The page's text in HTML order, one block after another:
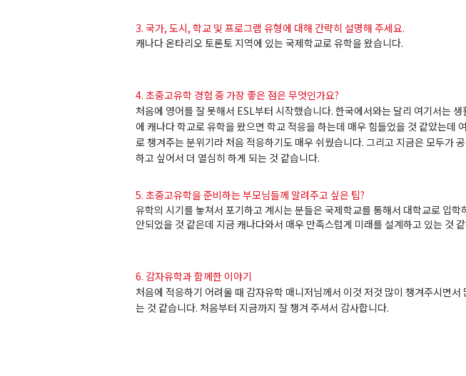
3. 국가, 도시, 학교 및 프로그램 유형에 대해 간략히 설명해 주세요.
캐나다온타리오 토론토지역에 있는국제학교로유학을왔습니다.
4. 초중고유학 경험 중 가장 좋은 점은 무엇인가요?
처음에 영어를 잘못해서 ESL부터 시작했습니다. 한국에서와는 달리 여기서는 생
에 캐나다학교로유학을왔으면 학교 적응을하는데 매우힘들었을 것 같았는데
로 챙겨주는분위기라 처음 적응하기도 매우쉬웠습니다. 그리고 지금은모두가
하고 싶어서 더 열심히 하게 되는 것 같습니다.
5. 초중고유학을 준비하는 부모님들께 알려주고 싶은 팁?
유학의 시기를 놓쳐서 포기하고 계시는분들은국제학교를 통해서 대학교로 입학
안되었을 것 같은데 지금캐나다와서 매우 만족스럽게 미래를 설계하고 있는 것
6. 감자유학과 함께한 이야기
처음에 적응하기 어려울 때 감자유학 매니저님께서 이것 저것 많이 챙겨주시면서
는 것 같습니다. 처음부터 지금까지 잘 챙겨 주셔서 감사합니다.